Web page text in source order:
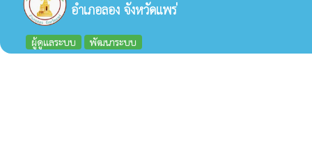
อำเภอลอง จังหวัดแพร่
ผู้ดูแลระบบ พัฒนาระบบ